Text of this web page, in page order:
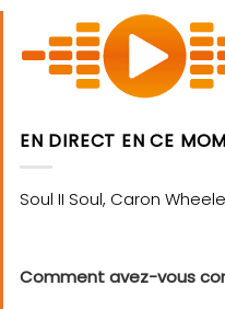
EN DIRECT EN CE
Comment avez-vous